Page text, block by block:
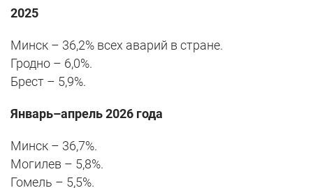
2025
Минск – 36,2% всех аварий в стране.
Гродно – 6,0%.
Брест – 5,9%.
Январь–апрель 2026 года
Минск – 36,7%.
Могилев – 5,8%.
Гомель – 5,5%.